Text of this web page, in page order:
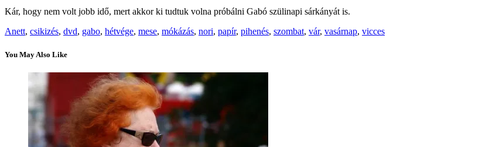
Kár, hogy nem volt jobb idő, mert akkor ki tudtuk volna próbálni Gabó szülinapi sárkányát is.
Anett, csikizés, dvd, gabo, hétvége, mese, mókázás, nori, papír, pihenés, szombat, vár, vasárnap, vicces
You May Also Like